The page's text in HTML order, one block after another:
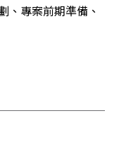
、專案前期準備、